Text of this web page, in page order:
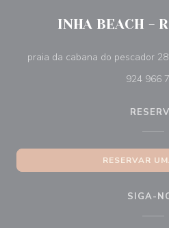
INHA BEACH -
praia da cabana do pescador
924 966
RESERVAR
SIGA-